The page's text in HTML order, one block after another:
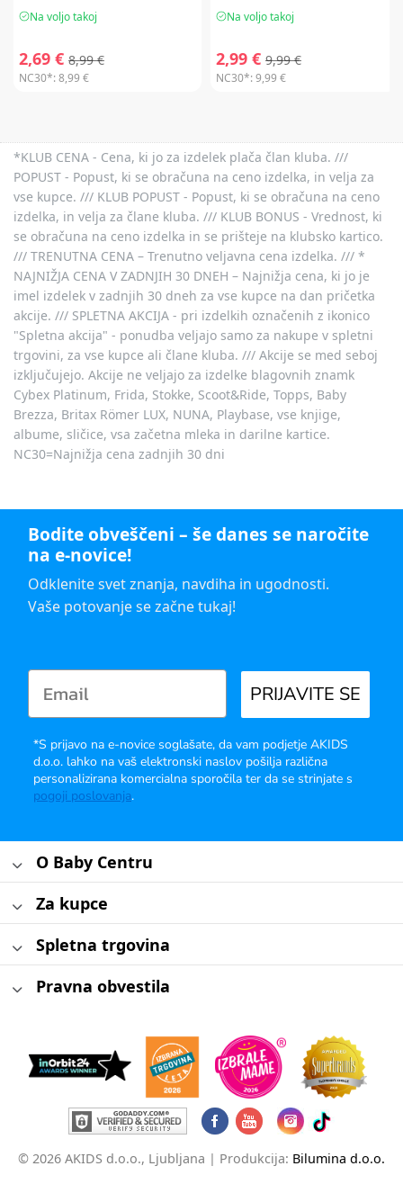
Na voljo takoj
2,69 € 8,99 €
NC30*:8,99 €
Na voljo takoj
2,99 € 9,99 €
NC30*:9,99 €
*KLUB CENA - Cena, ki jo za izdelek plača član kluba. ///
POPUST - Popust, ki se obračuna na ceno izdelka, in velja za
vse kupce. /// KLUB POPUST - Popust, ki se obračuna na ceno
izdelka, in velja za člane kluba. /// KLUB BONUS - Vrednost, ki
se obračuna na ceno izdelka in se prišteje na klubsko kartico.
/// TRENUTNA CENA – Trenutno veljavna cena izdelka. /// *
NAJNIŽJA CENA V ZADNJIH 30 DNEH – Najnižja cena, ki jo je
imel izdelek v zadnjih 30 dneh za vse kupce na dan pričetka
akcije. /// SPLETNA AKCIJA - pri izdelkih označenih z ikonico
"Spletna akcija" - ponudba veljajo samo za nakupe v spletni
trgovini, za vse kupce ali člane kluba. /// Akcije se med seboj
izključujejo. Akcije ne veljajo za izdelke blagovnih znamk
Cybex Platinum, Frida, Stokke, Scoot&Ride, Topps, Baby
Brezza, Britax Römer LUX, NUNA, Playbase, vse knjige,
albume, sličice, vsa začetna mleka in darilne kartice.
NC30=Najnižja cena zadnjih 30 dni
Bodite obveščeni – še danes se naročite
na e-novice!
Odklenite svet znanja, navdiha in ugodnosti.
Vaše potovanje se začne tukaj!
PRIJAVITE SE
*S prijavo na e-novice soglašate, da vam podjetje AKIDS
d.o.o. lahko na vaš elektronski naslov pošilja različna
personalizirana komercialna sporočila ter da se strinjate s
pogoji poslovanja.
O Baby Centru
Za kupce
Spletna trgovina
Pravna obvestila
© 2026 AKIDS d.o.o., Ljubljana | Produkcija: Bilumina d.o.o.